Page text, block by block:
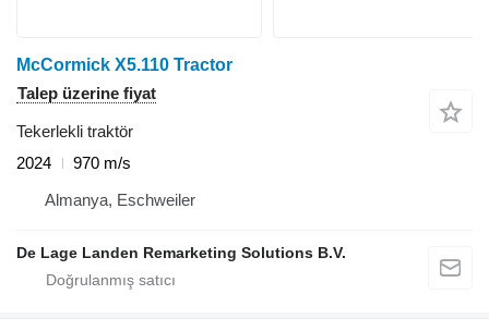
McCormick X5.110 Tractor
Talep üzerine fiyat
Tekerlekli traktör
2024
970 m/s
Almanya, Eschweiler
De Lage Landen Remarketing Solutions B.V.